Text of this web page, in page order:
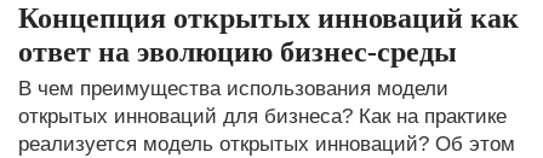
Концепция открытых инноваций как
ответ на эволюцию бизнес-среды
В чем преимущества использования модели
открытых инноваций для бизнеса? Как на практике
реализуется модель открытых инноваций? Об этом